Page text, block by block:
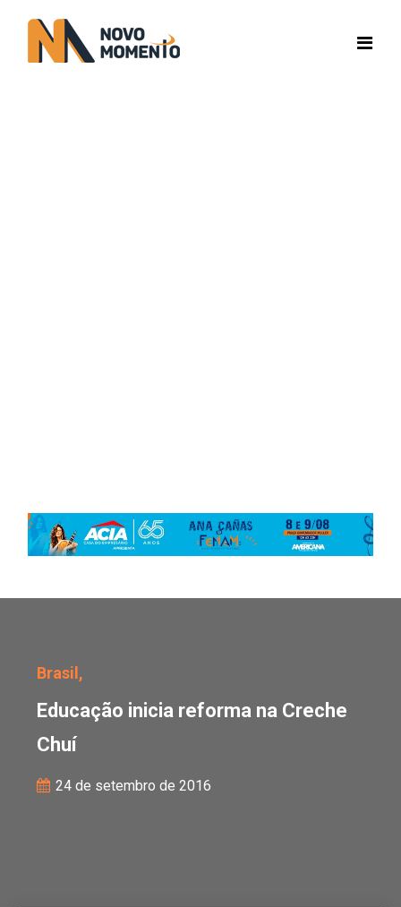
Brasil,
Educação inicia reforma na Creche
Chuí
24 de setembro de 2016